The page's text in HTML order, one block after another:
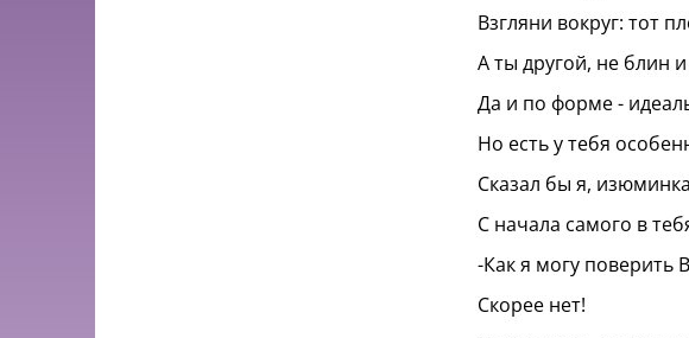
Взгляни вокруг: тот
А ты другой, не блин
Да и по форме -
Но есть у тебя
Сказал бы я,
С начала самого в
-Как я могу поверить
Скорее нет!